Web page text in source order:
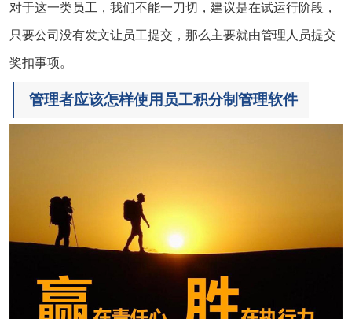
对于这一类员工，我们不能一刀切，建议是在试运行阶段，
只要公司没有发文让员工提交，那么主要就由管理人员提交
奖扣事项。
管理者应该怎样使用员工积分制管理软件